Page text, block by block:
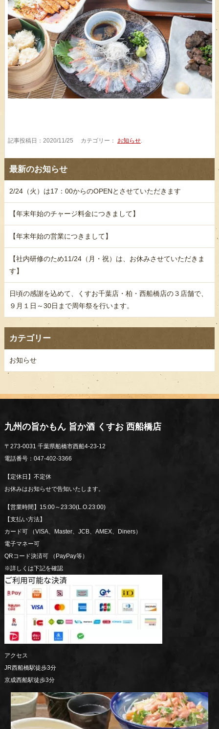
記事投稿日：2020/11/25 カテゴリー： お知らせ.
最新のお知らせ
2/24（火）は17：00からのOPENとさせていただきます
【年末年始のチャージ料金につきまして】
【年末年始の営業につきまして】
【社内研修のため11/24（月・祝）は、お休みさせていただきま
す】
日頃の感謝を込めて、くすお千葉店・柏・西船橋店の３店舗で、
９月１日～30日まで周年祭を行います。
カテゴリー
お知らせ
九州の旨かもん 旨か酒 くすお 西船橋店
〒273-0031 千葉県船橋市西船4-23-12
電話番号：047-402-3366
【定休日】不定休
お休みはお知らせで告知いたします。
【営業時間】15:00～23:30(L.O.23:00)
【支払い方法】
カード可 （VISA、Master、JCB、AMEX、Diners）
電子マネー可
QRコード決済可 （PayPay等）
※詳しくは下記を確認
アクセス
JR西船橋駅徒歩3分
京成西船駅徒歩3分